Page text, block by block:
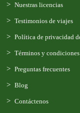
Nuestras licencias
Testimonios de viajes
Política de privacidad
Términos y condiciones
Preguntas frecuentes
Blog
Contáctenos